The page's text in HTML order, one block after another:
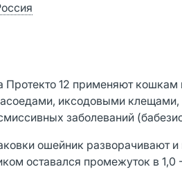
12 применяют
иксодовыми
заболеваний
ошейник разворачивают
оставался промежуток в